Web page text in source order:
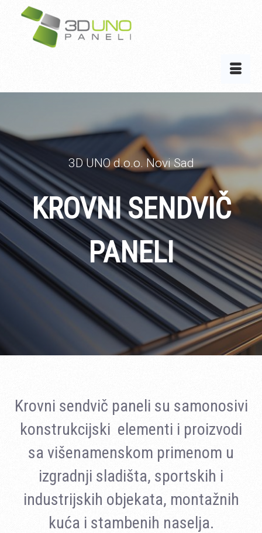
3D UNO d.o.o. Novi Sad
KROVNI SENDVIČ
PANELI
Krovni sendvič paneli su samonosivi
konstrukcijski elementi i proizvodi
sa višenamenskom primenom u
izgradnji sladišta, sportskih i
industrijskih objekata, montažnih
kuća i stambenih naselja.